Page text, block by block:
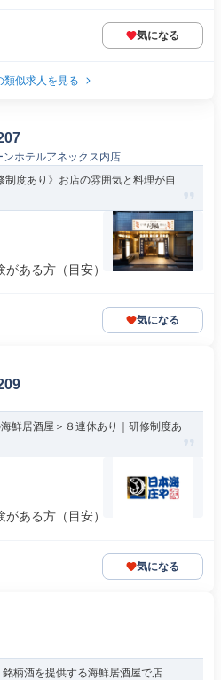
気になる
類似求人を見る
ホテルアネックス内店
制度あり》お店の雰囲気と料理が自
ある方（目安）
気になる
鮮居酒屋＞８連休あり｜研修制度あ
ある方（目安）
気になる
銘柄酒を提供する海鮮居酒屋で店